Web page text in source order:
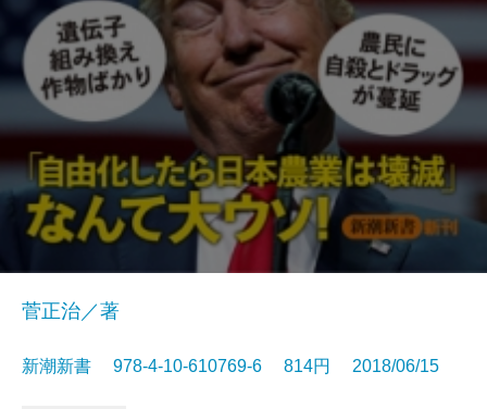
菅正治／著
新潮新書 978-4-10-610769-6 814円 2018/06/15